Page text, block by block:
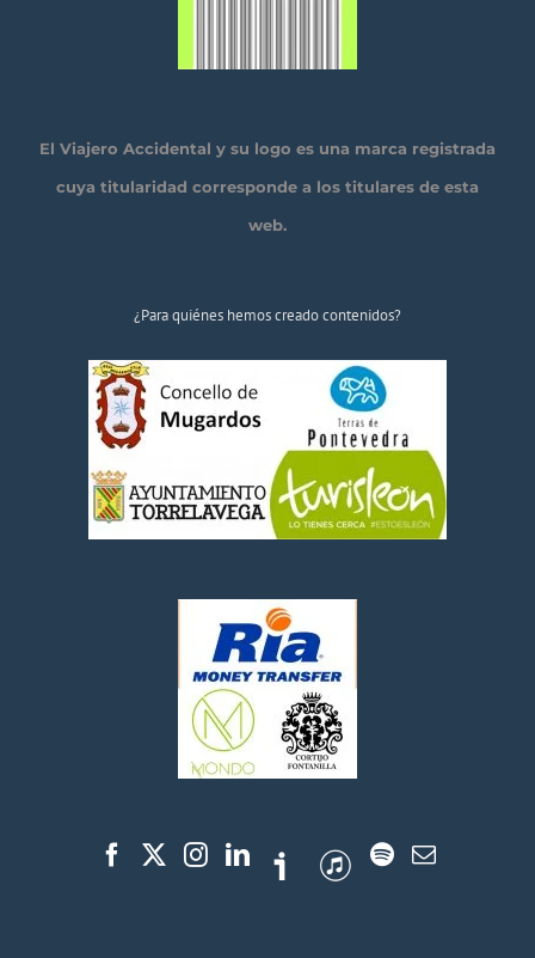
El Viajero Accidental y su logo es una marca registrada
cuya titularidad corresponde a los titulares de esta
web.
¿Para quiénes hemos creado contenidos?